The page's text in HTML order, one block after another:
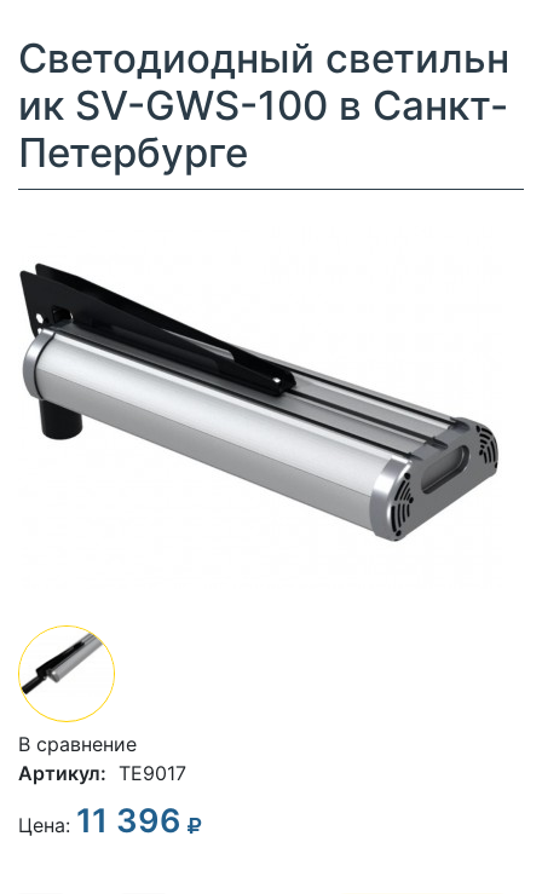
Светодиодный светильн
ик SV-GWS-100 в Санкт-
Петербурге
В сравнение
Артикул: TE9017
Цена: 11 396
3